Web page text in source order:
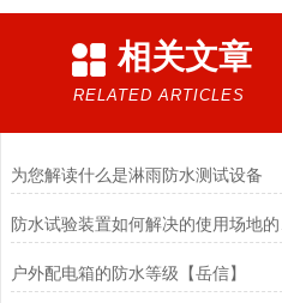
相关文章
RELATED ARTICLES
为您解读什么是淋雨防水测试设备
户外配电箱的防水等级【岳信】